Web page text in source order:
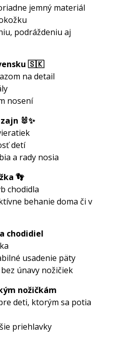
jemný materiál
podráždeniu aj
🇸🇰
na detail
nosení
🐰✨
detí
a rady nosia
👣
chodidla
behanie doma či v
chodidiel
usadenie päty
únavy nožičiek
nožičkám
deti, ktorým sa potia
priehlavky